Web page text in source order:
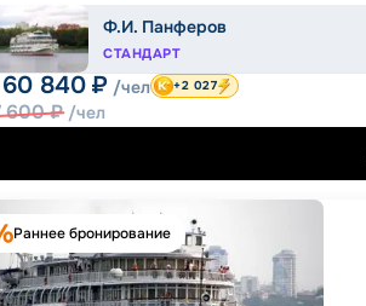
Ф.И. Панферов
СТАНДАРТ
60 840 ₽ /чел
600₽ /чел
+2 027
Раннее бронирование